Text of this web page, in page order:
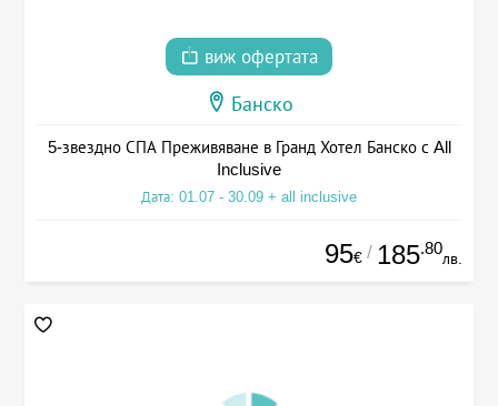
виж офертата
Банско
5-звездно СПА Преживяване в Гранд Хотел Банско с All
Inclusive
Дата: 01.07 - 30.09 + all inclusive
95€ / 185.80
лв.